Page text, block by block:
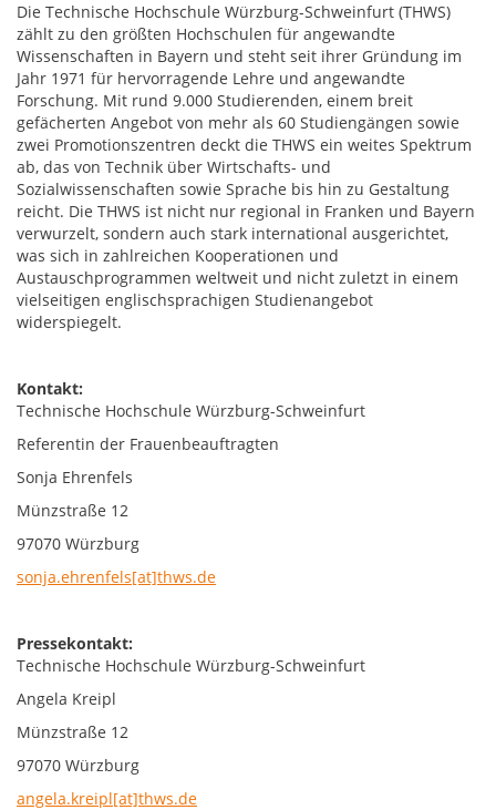
Die Technische Hochschule Würzburg-Schweinfurt (THWS)
zählt zu den größten Hochschulen für angewandte
Wissenschaften in Bayern und steht seit ihrer Gründung im
Jahr 1971 für hervorragende Lehre und angewandte
Forschung. Mit rund 9.000 Studierenden, einem breit
gefächerten Angebot von mehr als 60 Studiengängen sowie
zwei Promotionszentren deckt die THWS ein weites Spektrum
ab, das von Technik über Wirtschafts- und
Sozialwissenschaften sowie Sprache bis hin zu Gestaltung
reicht. Die THWS ist nicht nur regional in Franken und Bayern
verwurzelt, sondern auch stark international ausgerichtet,
was sich in zahlreichen Kooperationen und
Austauschprogrammen weltweit und nicht zuletzt in einem
vielseitigen englischsprachigen Studienangebot
widerspiegelt.
Kontakt:
Technische Hochschule Würzburg-Schweinfurt
Referentin der Frauenbeauftragten
Sonja Ehrenfels
Münzstraße 12
97070 Würzburg
sonja.ehrenfels[at]thws.de
Pressekontakt:
Technische Hochschule Würzburg-Schweinfurt
Angela Kreipl
Münzstraße 12
97070 Würzburg
angela.kreipl[at]thws.de